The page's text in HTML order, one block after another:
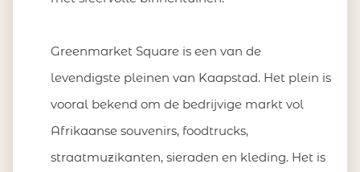
Greenmarket Square is een van de
levendigste pleinen van Kaapstad. Het plein is
vooral bekend om de bedrijvige markt vol
Afrikaanse souvenirs, foodtrucks,
straatmuzikanten, sieraden en kleding. Het is